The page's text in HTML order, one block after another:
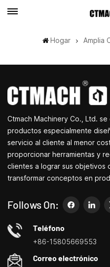
Hogar Amplia
Ctmach Machinery Co., Ltd.
productos especialmente
servicio al cliente al menor
proporcionar herramientas y
clientes a lograr sus objetivos
transformar conceptos en
simplemente sea un
máquinas herramienta de Bite
necesidades de manera más
económica.Especializados en
domésticos, taladradoras y
Follows On:
Teléfono
+86-15805669553
Correo electrónico